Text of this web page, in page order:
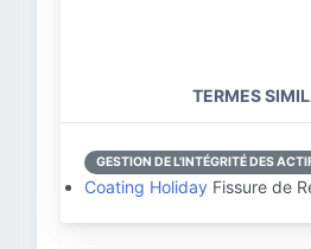
TERMES
GESTION DE L'INTÉGRITÉ DES
Coating Holiday Fissure de